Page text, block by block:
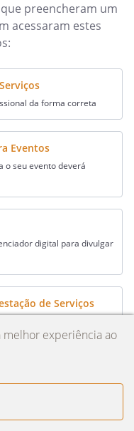
experiência ao
preencheram um
acessaram estes
da forma correta
Eventos
o seu evento deverá
digital para divulgar
de Serviços
autônomo da forma